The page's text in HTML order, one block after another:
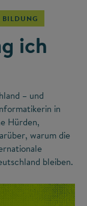
ich
– und
in
Hürden,
warum die
bleiben.